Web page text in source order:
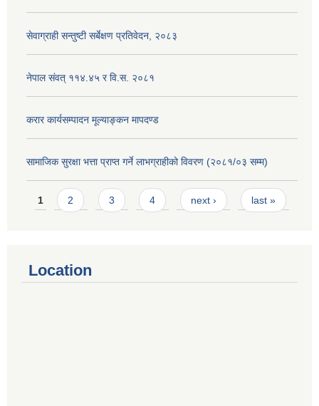
सेवाग्राही सन्तुष्टी सर्बेक्षण प्रतिवेदन, २०८३
नेपाल संवत् ११४.४५ र वि.स. २०८१
करार कार्यसम्पादन मूल्याङ्कन मापदण्ड
सामाजिक सुरक्षा भत्ता प्राप्त गर्ने लाभग्राहीको विवरण (२०८१/०३ सम्म)
Pages
1 2 3 4 next › last »
Location